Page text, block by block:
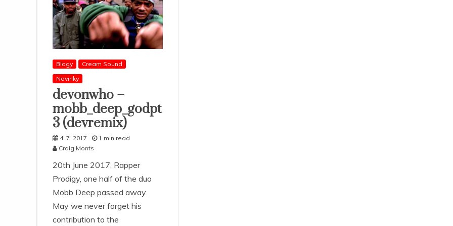
Blogy
Cream Sound
Novinky
devonwho –
mobb_deep_godpt
3 (devremix)
4. 7. 2017
1 min read
Craig Monts
20th June 2017, Rapper
Prodigy, one half of the duo
Mobb Deep passed away.
May we never forget his
contribution to the